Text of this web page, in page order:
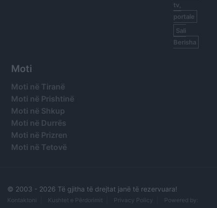
tv,
portale
Sali
Berisha
Moti
Moti në Tiranë
Moti në Prishtinë
Moti në Shkup
Moti në Durrës
Moti në Prizren
Moti në Tetovë
© 2003 - 2026 Të gjitha të drejtat janë të rezervuara!
Kontaktoni Kushtet e Përdorimit Privacy Policy Powered by: